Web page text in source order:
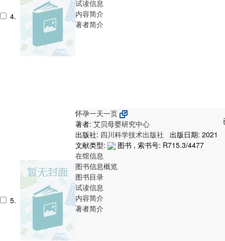
4.
试读信息
内容简介
著者简介
5.
怀孕一天一页
著者: 艾贝母婴研究中心
出版社: 四川科学技术出版社
出版日期: 2021
文献类型:
图书 , 索书号: R715.3/4477
在馆信息
图书信息概览
图书目录
试读信息
内容简介
著者简介